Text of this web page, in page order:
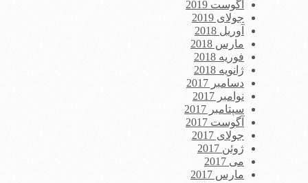
آگوست 2019
جولای 2019
آوریل 2018
مارس 2018
فوریه 2018
ژانویه 2018
دسامبر 2017
نوامبر 2017
سپتامبر 2017
آگوست 2017
جولای 2017
ژوئن 2017
می 2017
مارس 2017